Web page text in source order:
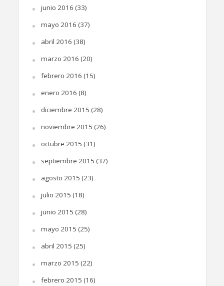
junio 2016 (33)
mayo 2016 (37)
abril 2016 (38)
marzo 2016 (20)
febrero 2016 (15)
enero 2016 (8)
diciembre 2015 (28)
noviembre 2015 (26)
octubre 2015 (31)
septiembre 2015 (37)
agosto 2015 (23)
julio 2015 (18)
junio 2015 (28)
mayo 2015 (25)
abril 2015 (25)
marzo 2015 (22)
febrero 2015 (16)